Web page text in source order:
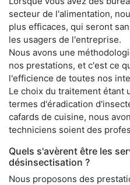
secteur de l'alimentation,
plus efficaces, qui seront
les usagers de l'entreprise.
Nous avons une
nos prestations, et c'est ce
l'efficience de toutes nos
Le choix du traitement étant
termes d'éradication
cafards de cuisine, nous
techniciens soient des
Quels s'avèrent être les
désinsectisation ?
Nous proposons des